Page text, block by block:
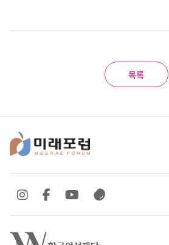
목록
SNS 바로가기
SNS 바로가기SNS 바로가기
SNS 바로가기